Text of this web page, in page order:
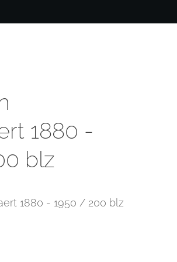
1880 -
blz
1880 - 1950 / 200 blz